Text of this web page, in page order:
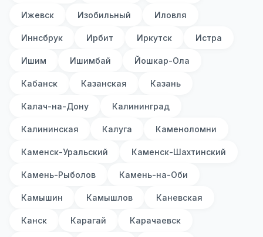
Ижевск Изобильный Иловля
Иннсбрук Ирбит Иркутск Истра
Ишим Ишимбай Йошкар-Ола
Кабанск Казанская Казань
Калач-на-Дону Калининград
Калининская Калуга Каменоломни
Каменск-Уральский Каменск-Шахтинский
Камень-Рыболов Камень-на-Оби
Камышин Камышлов Каневская
Канск Карагай Карачаевск